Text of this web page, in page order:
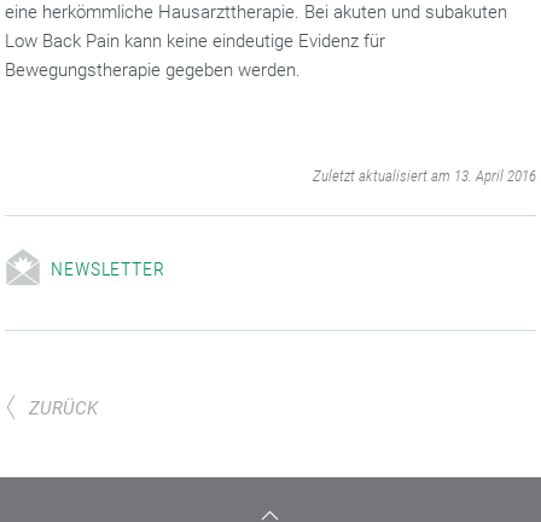
eine herkömmliche Hausarzttherapie. Bei akuten und subakuten
Low Back Pain kann keine eindeutige Evidenz für
Bewegungstherapie gegeben werden.
Zuletzt aktualisiert am 13. April 2016
NEWSLETTER
ZURÜCK